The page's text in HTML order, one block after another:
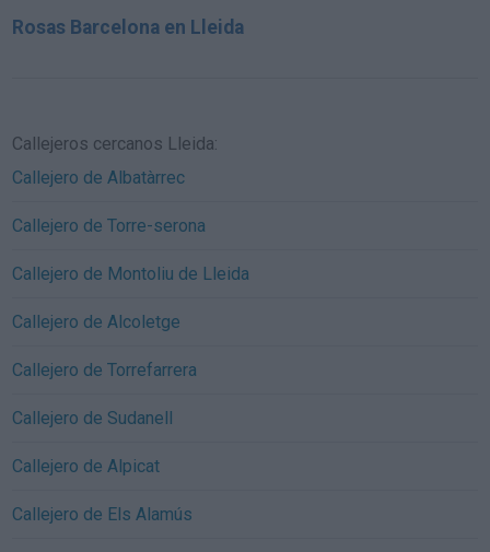
Rosas Barcelona en Lleida
Callejeros cercanos Lleida:
Callejero de Albatàrrec
Callejero de Torre-serona
Callejero de Montoliu de Lleida
Callejero de Alcoletge
Callejero de Torrefarrera
Callejero de Sudanell
Callejero de Alpicat
Callejero de Els Alamús